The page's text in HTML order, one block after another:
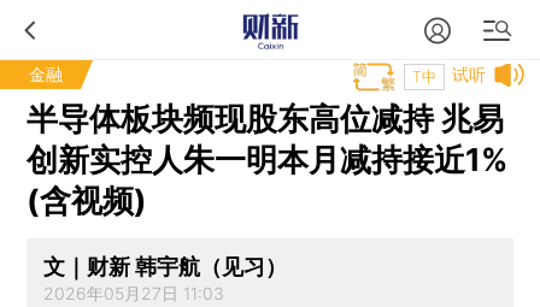
金融 试听
T中
半导体板块频现股东高位减持 兆易
创新实控人朱一明本月减持接近1%
(含视频)
文｜财新 韩宇航（见习）
2026年05月27日 11:03